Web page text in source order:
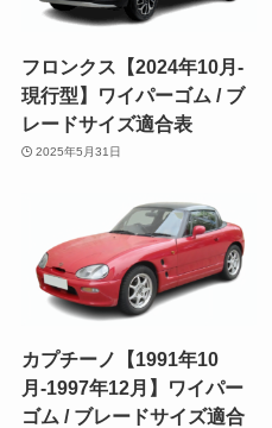
フロンクス【2024年10月-
現行型】ワイパーゴム / ブ
レードサイズ適合表
2025年5月31日
カプチーノ【1991年10
月-1997年12月】ワイパー
ゴム / ブレードサイズ適合